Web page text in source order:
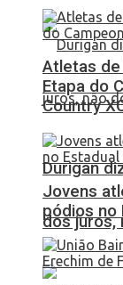
Durigan
dos juros,
Atletas de
Etapa do
Country
Jovens
pódios no